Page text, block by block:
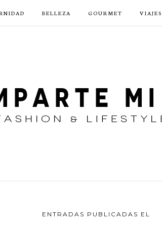
BELLEZA GOURMET VIAJES
ENTRADAS PUBLICADAS EL